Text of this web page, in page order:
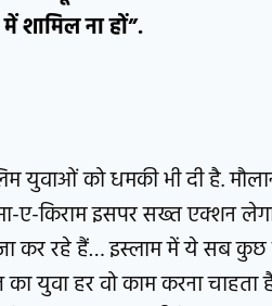
शामिल ना हों”.
युवाओं को धमकी भी दी है.
ए-किराम इसपर सख्त एक्शन
कर रहे हैं… इस्लाम में ये सब कुछ
युवा हर वो काम करना